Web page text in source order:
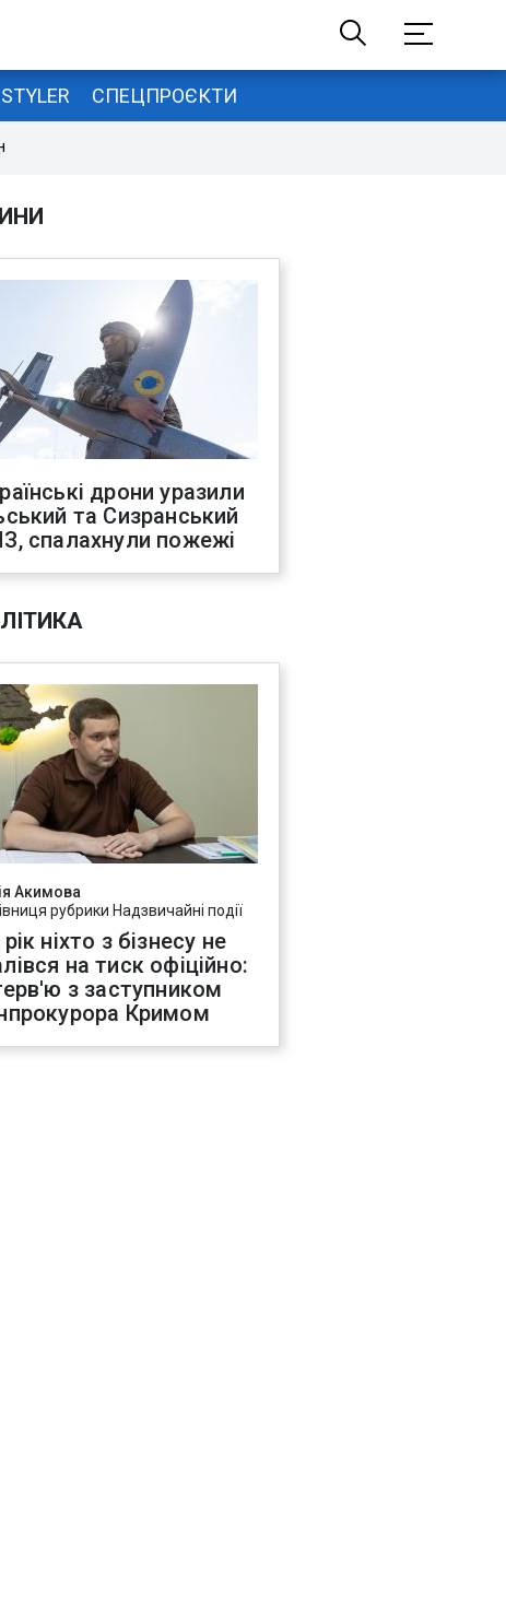
STYLER СПЕЦПРОЄКТИ
дрони уразили
та Сизранський
спалахнули пожежі
Акимова
рубрики Надзвичайні події
ніхто з бізнесу не
на тиск офіційно:
з заступником
Кримом